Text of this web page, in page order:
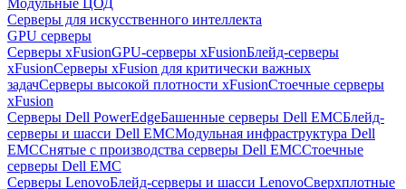
Серверы для искусственного интеллекта
GPU серверы
Серверы xFusionGPU-серверы xFusionБлейд-серверы
xFusionСерверы xFusion для критически важных
задачСерверы высокой плотности xFusionСтоечные серверы
xFusion
Серверы Dell PowerEdgeБашенные серверы Dell EMCБлейд-
серверы и шасси Dell EMCМодульная инфраструктура Dell
EMCСнятые с производства серверы Dell EMCСтоечные
серверы Dell EMC
Серверы LenovoБлейд-серверы и шасси LenovoСверхплотные